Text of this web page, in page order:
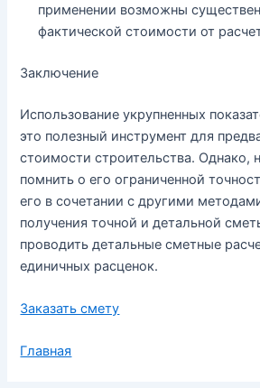
применении возможны
фактической стоимости от
Заключение
Использование укрупненных
это полезный инструмент для
стоимости строительства. Однако,
помнить о его ограниченной
его в сочетании с другими
получения точной и детальной
проводить детальные сметные
единичных расценок.
Заказать смету
Главная